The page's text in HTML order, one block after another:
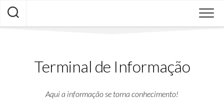
Skip
content
Terminal de Informação
Aqui a informação se torna conhecimento!